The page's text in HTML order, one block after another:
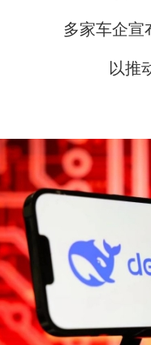
多家车企宣
以推